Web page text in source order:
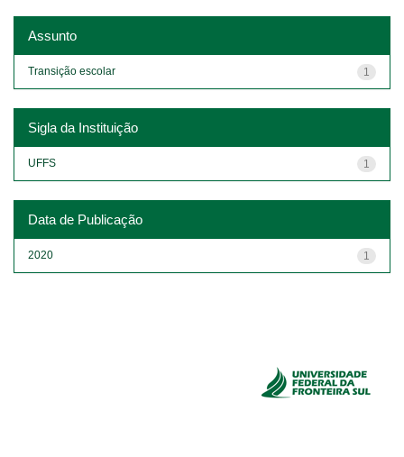
Assunto
1
Transição escolar
Sigla da Instituição
1
UFFS
Data de Publicação
1
2020